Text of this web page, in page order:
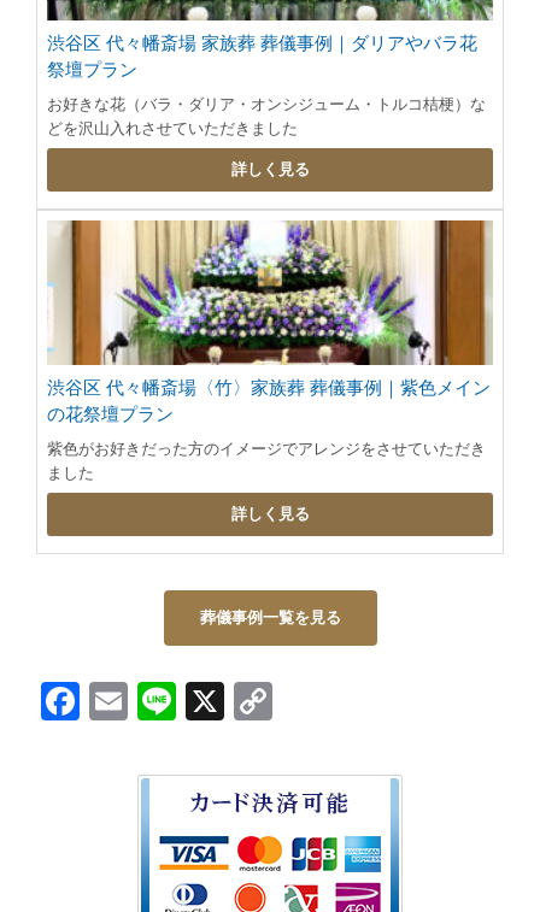
渋谷区 代々幡斎場 家族葬 葬儀事例｜ダリアやバラ花
祭壇プラン
お好きな花（バラ・ダリア・オンシジューム・トルコ桔梗）な
どを沢山入れさせていただきました
詳しく見る
渋谷区 代々幡斎場〈竹〉家族葬 葬儀事例｜紫色メイン
の花祭壇プラン
紫色がお好きだった方のイメージでアレンジをさせていただき
ました
詳しく見る
葬儀事例一覧を見る
Facebook
EmailLine
X